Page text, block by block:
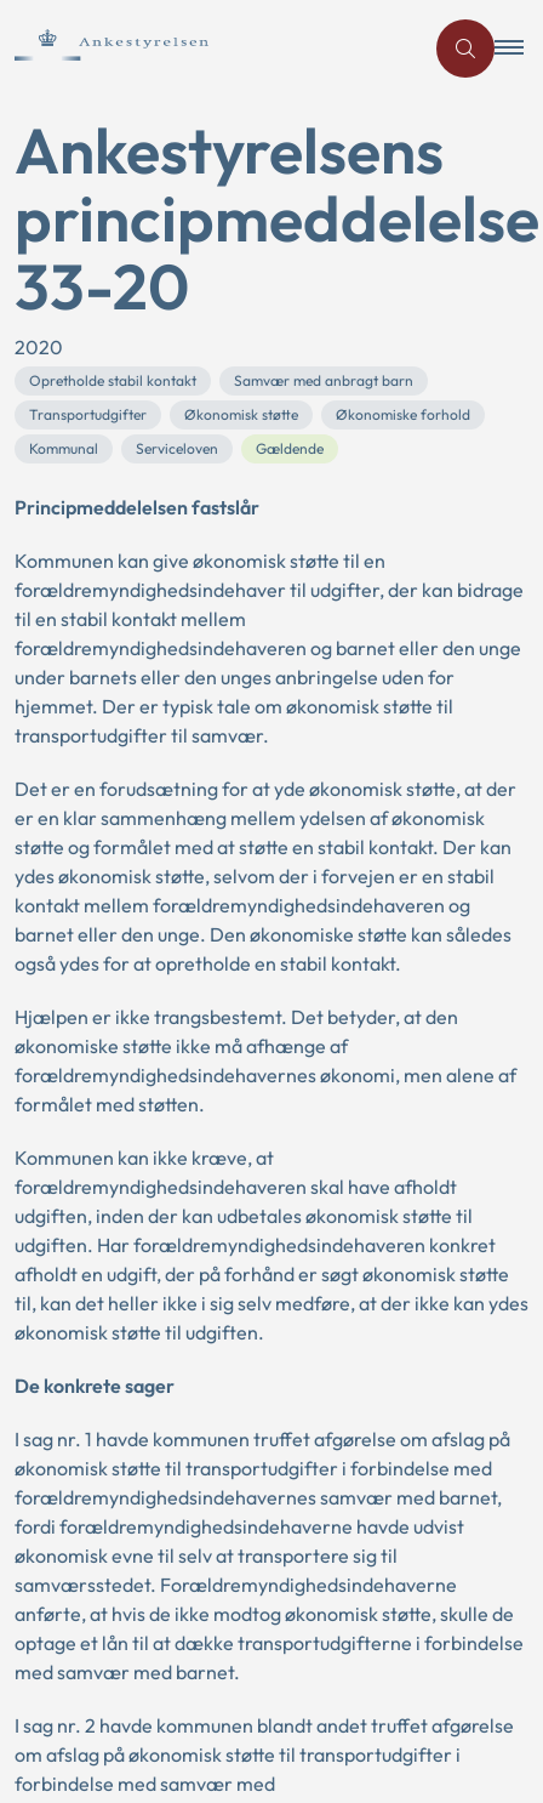
Ankestyrelsens
principmeddelelse
33-20
2020
Opretholde stabil kontakt
Samvær med anbragt barn
Transportudgifter
Økonomisk støtte
Økonomiske forhold
Kommunal
Serviceloven Gældende
Principmeddelelsen fastslår
Kommunen kan give økonomisk støtte til en
forældremyndighedsindehaver til udgifter, der kan bidrage
til en stabil kontakt mellem
forældremyndighedsindehaveren og barnet eller den unge
under barnets eller den unges anbringelse uden for
hjemmet. Der er typisk tale om økonomisk støtte til
transportudgifter til samvær.
Det er en forudsætning for at yde økonomisk støtte, at der
er en klar sammenhæng mellem ydelsen af økonomisk
støtte og formålet med at støtte en stabil kontakt. Der kan
ydes økonomisk støtte, selvom der i forvejen er en stabil
kontakt mellem forældremyndighedsindehaveren og
barnet eller den unge. Den økonomiske støtte kan således
også ydes for at opretholde en stabil kontakt.
Hjælpen er ikke trangsbestemt. Det betyder, at den
økonomiske støtte ikke må afhænge af
forældremyndighedsindehavernes økonomi, men alene af
formålet med støtten.
Kommunen kan ikke kræve, at
forældremyndighedsindehaveren skal have afholdt
udgiften, inden der kan udbetales økonomisk støtte til
udgiften. Har forældremyndighedsindehaveren konkret
afholdt en udgift, der på forhånd er søgt økonomisk støtte
til, kan det heller ikke i sig selv medføre, at der ikke kan ydes
økonomisk støtte til udgiften.
De konkrete sager
I sag nr. 1 havde kommunen truffet afgørelse om afslag på
økonomisk støtte til transportudgifter i forbindelse med
forældremyndighedsindehavernes samvær med barnet,
fordi forældremyndighedsindehaverne havde udvist
økonomisk evne til selv at transportere sig til
samværsstedet. Forældremyndighedsindehaverne
anførte, at hvis de ikke modtog økonomisk støtte, skulle de
optage et lån til at dække transportudgifterne i forbindelse
med samvær med barnet.
I sag nr. 2 havde kommunen blandt andet truffet afgørelse
om afslag på økonomisk støtte til transportudgifter i
forbindelse med samvær med